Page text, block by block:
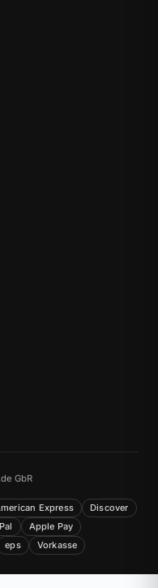
GbR
Express
Discover
Apple Pay
eps Vorkasse